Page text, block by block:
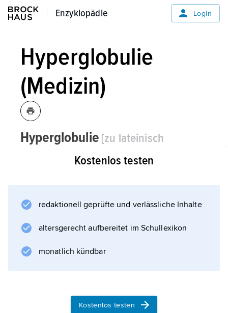
Enzyklopädie
Enzyklopädie Login
Hyperglobulie
(Medizin)
Hyperglobulie [zu lateinisch
globulus »Kügelchen«]
die, -/...ˈli|en,
Polyglobulie
Kostenlos testen
redaktionell geprüfte und verlässliche Inhalte
altersgerecht aufbereitet im Schullexikon
monatlich kündbar
Kostenlos testen